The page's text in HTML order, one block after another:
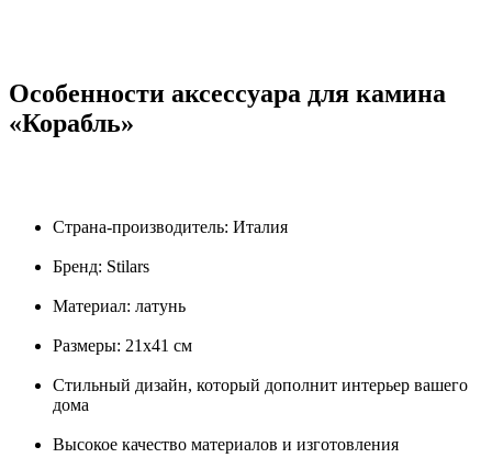
Особенности аксессуара для камина
«Корабль»
Страна-производитель: Италия
Бренд: Stilars
Материал: латунь
Размеры: 21х41 см
Стильный дизайн, который дополнит интерьер вашего
дома
Высокое качество материалов и изготовления